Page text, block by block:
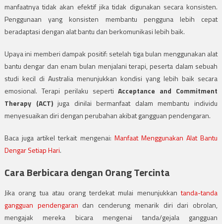
manfaatnya tidak akan efektif jika tidak digunakan secara konsisten.
Penggunaan yang konsisten membantu pengguna lebih cepat
beradaptasi dengan alat bantu dan berkomunikasi lebih baik.
Upaya ini memberi dampak positif: setelah tiga bulan menggunakan alat
bantu dengar dan enam bulan menjalani terapi, peserta dalam sebuah
studi kecil di Australia menunjukkan kondisi yang lebih baik secara
emosional. Terapi perilaku sepertiAcceptance and Commitment
Therapy (ACT)juga dinilai bermanfaat dalam membantu individu
menyesuaikan diri dengan perubahan akibat gangguan pendengaran.
Baca juga artikel terkait mengenai: Manfaat Menggunakan Alat Bantu
Dengar Setiap Hari.
Cara Berbicara dengan Orang Tercinta
Jika orang tua atau orang terdekat mulai menunjukkantanda-tanda
gangguan pendengaran dan cenderung menarik diri dari obrolan,
mengajak mereka bicara mengenai tanda/gejala gangguan